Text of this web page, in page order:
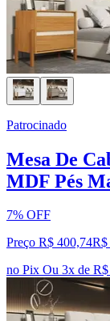
Patrocinado
Mesa De
MDF Pés
7% OFF
Preço R$ 400,74R$
no Pix Ou 3x de